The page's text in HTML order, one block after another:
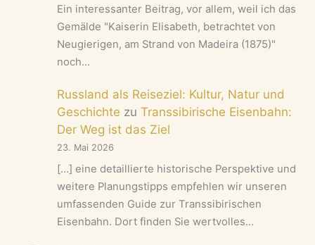
Ein interessanter Beitrag, vor allem, weil ich das
Gemälde "Kaiserin Elisabeth, betrachtet von
Neugierigen, am Strand von Madeira (1875)"
noch…
Russland als Reiseziel: Kultur, Natur und
Geschichte zuTranssibirische Eisenbahn:
Der Weg ist das Ziel
23. Mai 2026
[…] eine detaillierte historische Perspektive und
weitere Planungstipps empfehlen wir unseren
umfassenden Guide zur Transsibirischen
Eisenbahn. Dort finden Sie wertvolles…